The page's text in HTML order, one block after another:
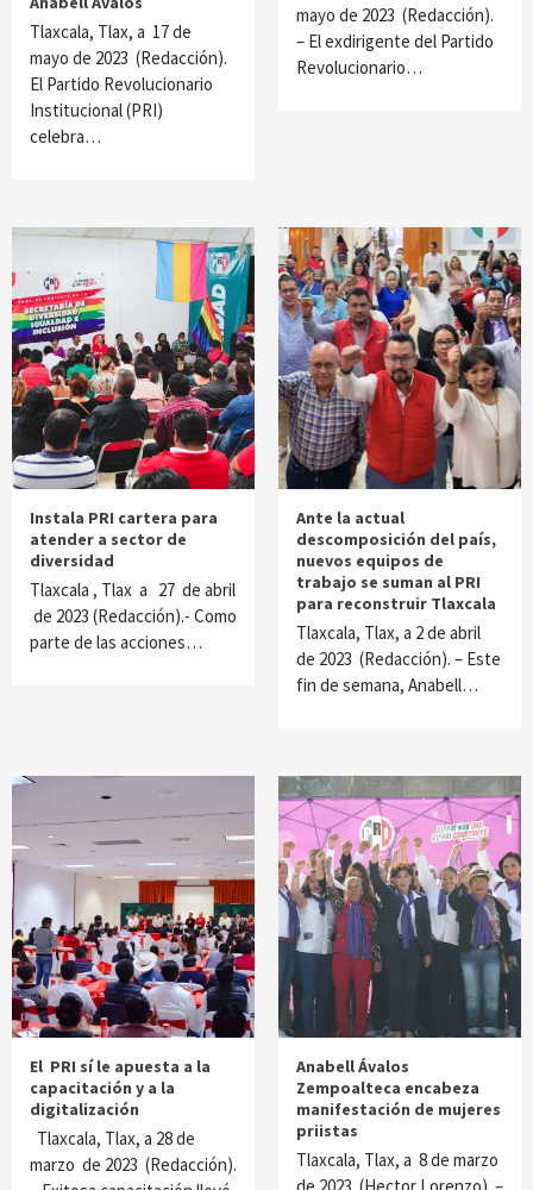
Tlaxcala, Tlax, a 17 de
mayo de 2023 (Redacción).
El Partido Revolucionario
Institucional (PRI)
celebra…
mayo de 2023 (Redacción).
– El exdirigente del Partido
Revolucionario…
Instala PRI cartera para
atender a sector de
diversidad
Tlaxcala , Tlax a 27 de abril
de 2023 (Redacción).- Como
parte de las acciones…
Ante la actual
descomposición del país,
nuevos equipos de
trabajo se suman al PRI
para reconstruir Tlaxcala
Tlaxcala, Tlax, a 2 de abril
de 2023 (Redacción). – Este
fin de semana, Anabell…
El PRI sí le apuesta a la
capacitación y a la
digitalización
Tlaxcala, Tlax, a 28 de
marzo de 2023 (Redacción).
Anabell Ávalos
Zempoalteca encabeza
manifestación de mujeres
priistas
Tlaxcala, Tlax, a 8 de marzo